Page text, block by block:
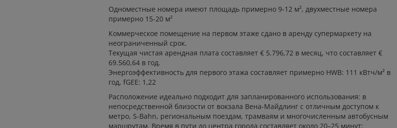
Одноместные номера имеют площадь примерно 9-12 м², двухместные номера
примерно 15-20 м²
Коммерческое помещение на первом этаже сдано в аренду супермаркету на
неограниченный срок.
Текущая чистая арендная плата составляет € 5.796,72 в месяц, что составляет €
69.560,64 в год.
Энергоэффективность для первого этажа составляет примерно HWB: 111 кВтч/м² в
год, fGEE: 1,22
Расположение идеально подходит для запланированного использования: в
непосредственной близости от вокзала Вена-Майдлинг с отличным доступом к
метро, S-Bahn, региональным поездам, трамваям и многочисленным автобусным
маршрутам. Время в пути до центра города составляет около 20–25 минут;